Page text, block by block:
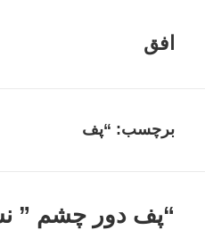
افق
برچسب: “پف
“پف دور چشم ”